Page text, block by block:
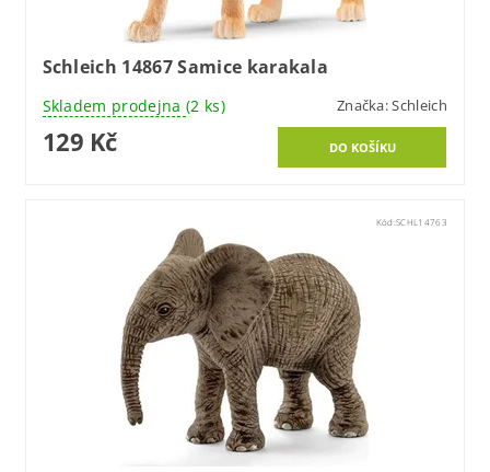
Schleich 14867 Samice karakala
Skladem prodejna (2 ks) Značka:Schleich
129 Kč
Kód:SCHL14763